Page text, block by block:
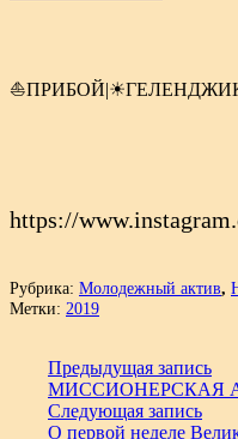
https://
Рубрика: Молодежный актив,
Метки: 2019
Предыдущая запись
МИССИОНЕРСКАЯ
Следующая запись
О первой неделе